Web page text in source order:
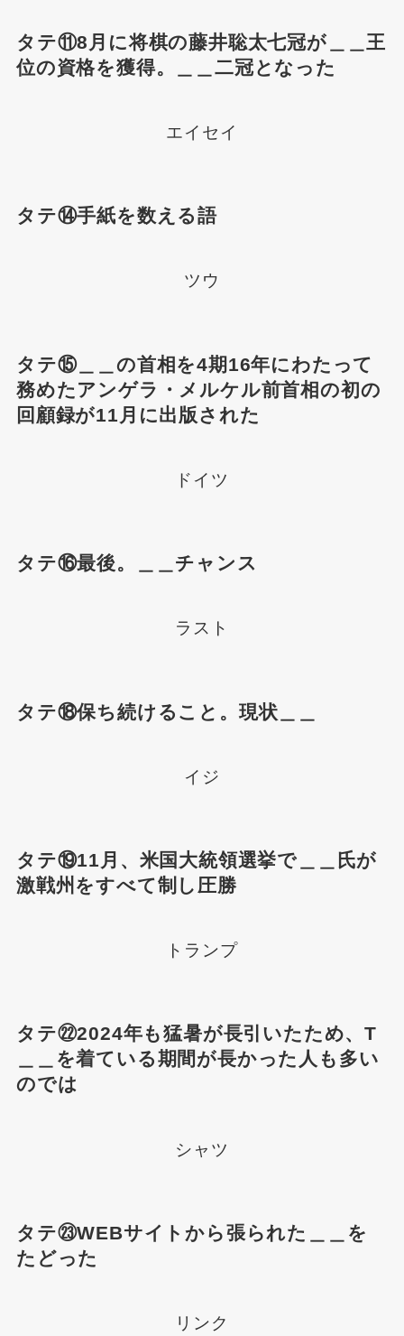
タテ⑪8月に将棋の藤井聡太七冠が＿＿王
位の資格を獲得。＿＿二冠となった
エイセイ
タテ⑭手紙を数える語
ツウ
タテ⑮＿＿の首相を4期16年にわたって
務めたアンゲラ・メルケル前首相の初の
回顧録が11月に出版された
ドイツ
タテ⑯最後。＿＿チャンス
ラスト
タテ⑱保ち続けること。現状＿＿
イジ
タテ⑲11月、米国大統領選挙で＿＿氏が
激戦州をすべて制し圧勝
トランプ
タテ㉒2024年も猛暑が長引いたため、T
＿＿を着ている期間が長かった人も多い
のでは
シャツ
タテ㉓WEBサイトから張られた＿＿を
たどった
リンク